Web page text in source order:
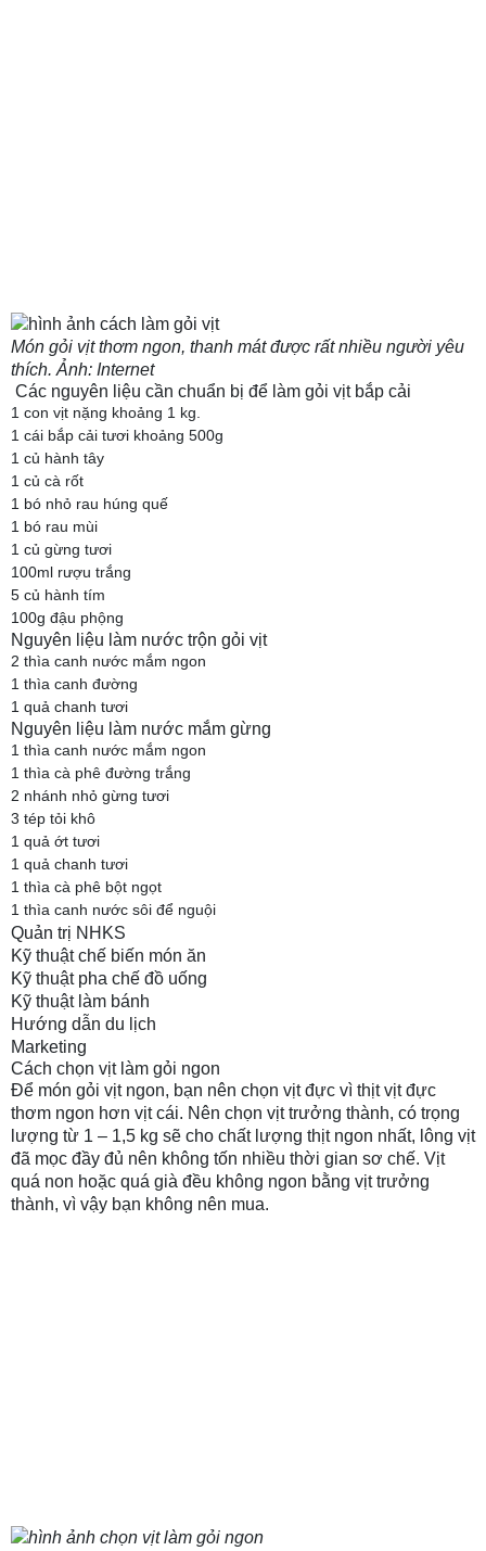
Món gỏi vịt thơm ngon, thanh mát được rất nhiều người yêu
thích. Ảnh: Internet
Các nguyên liệu cần chuẩn bị để làm gỏi vịt bắp cải
1 con vịt nặng khoảng 1 kg.
1 cái bắp cải tươi khoảng 500g
1 củ hành tây
1 củ cà rốt
1 bó nhỏ rau húng quế
1 bó rau mùi
1 củ gừng tươi
100ml rượu trắng
5 củ hành tím
100g đậu phộng
Nguyên liệu làm nước trộn gỏi vịt
2 thìa canh nước mắm ngon
1 thìa canh đường
1 quả chanh tươi
Nguyên liệu làm nước mắm gừng
1 thìa canh nước mắm ngon
1 thìa cà phê đường trắng
2 nhánh nhỏ gừng tươi
3 tép tỏi khô
1 quả ớt tươi
1 quả chanh tươi
1 thìa cà phê bột ngọt
1 thìa canh nước sôi để nguội
Quản trị NHKS
Kỹ thuật chế biến món ăn
Kỹ thuật pha chế đồ uống
Kỹ thuật làm bánh
Hướng dẫn du lịch
Marketing
Cách chọn vịt làm gỏi ngon
Để món gỏi vịt ngon, bạn nên chọn vịt đực vì thịt vịt đực
thơm ngon hơn vịt cái. Nên chọn vịt trưởng thành, có trọng
lượng từ 1 – 1,5 kg sẽ cho chất lượng thịt ngon nhất, lông vịt
đã mọc đầy đủ nên không tốn nhiều thời gian sơ chế. Vịt
quá non hoặc quá già đều không ngon bằng vịt trưởng
thành, vì vậy bạn không nên mua.